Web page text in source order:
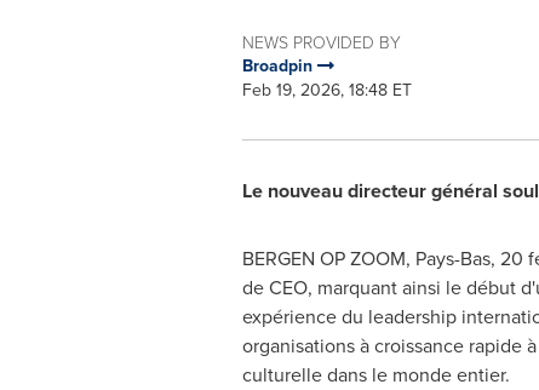
NEWS PROVIDED BY
Broadpin
Feb 19, 2026, 18:48 ET
Le nouveau directeur général
BERGEN OP ZOOM, Pays-Bas, 20
de CEO, marquant ainsi le début
expérience du leadership
organisations à croissance rapide
culturelle dans le monde entier.